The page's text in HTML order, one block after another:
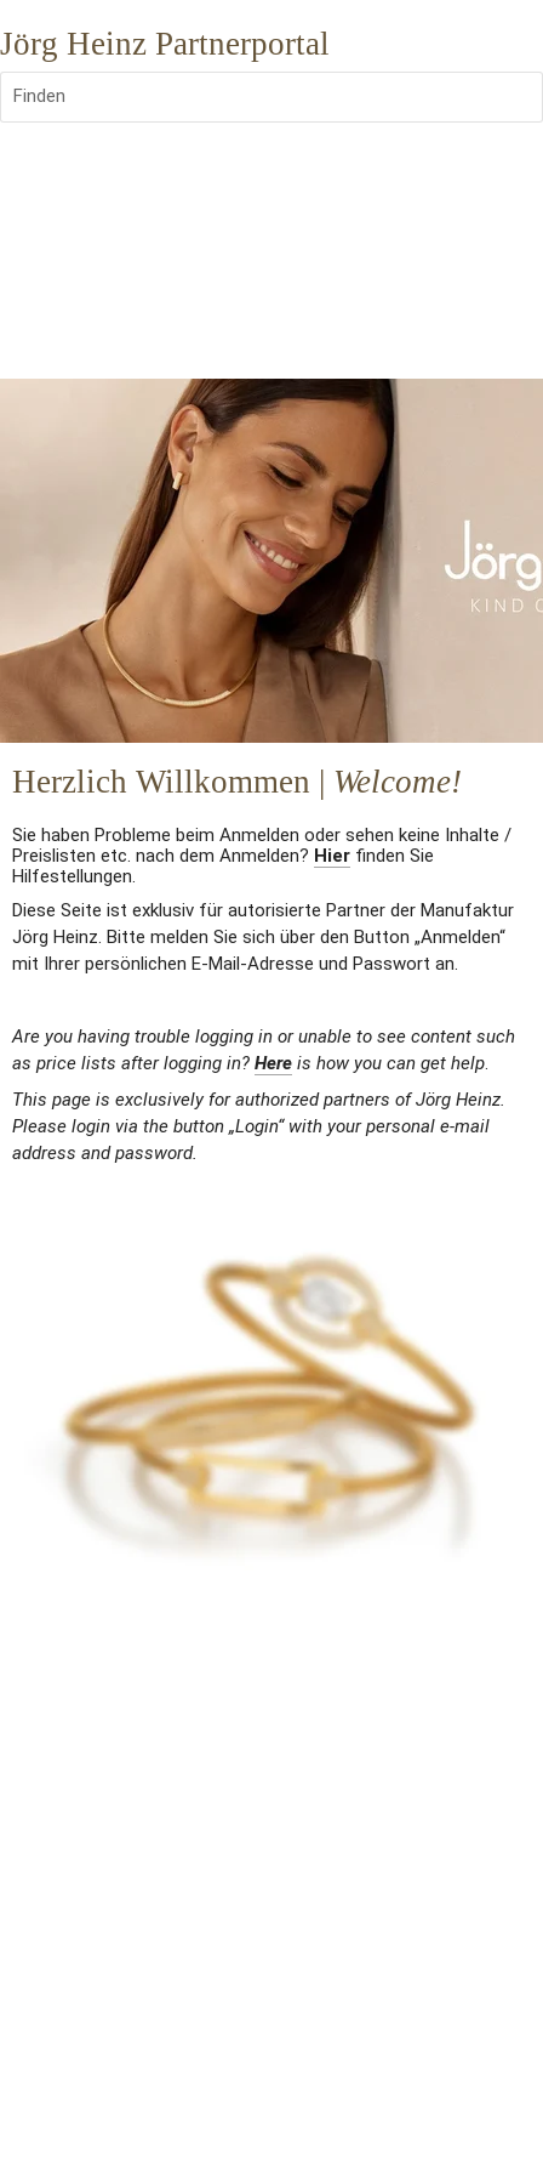
Jörg Heinz Partnerportal
Finden
Herzlich Willkommen | Welcome!
Sie haben Probleme beim Anmelden oder sehen keine Inhalte /
Preislisten etc. nach dem Anmelden? Hier finden Sie
Hilfestellungen.
Diese Seite ist exklusiv für autorisierte Partner der Manufaktur
Jörg Heinz. Bitte melden Sie sich über den Button „Anmelden“
mit Ihrer persönlichen E-Mail-Adresse und Passwort an.
Are you having trouble logging in or unable to see content such
as price lists after logging in? Here is how you can get help
This page is exclusively for authorized partners of Jörg Heinz.
Please login via the button „Login“ with your personal e-mail
address and password.
Sehnsucht nach Freiheit und Flexibilität: dem widmen wir uns bei
Jörg Heinz seit über 50 Jahren mit einzigartigen Schmuckideen.
Der Zauber unserer DNA liegt in der Kunst der Wandelbarkeit und
der Individualität. Zu Ikonen wie unseren legendären
Wechselschließen gesellen sich lässige Neuheiten wie die
beliebten „Flex“-Armbänder, die höchsten Tragekomfort mit der
Raffinesse der Schließe zu wunderschönen Looks vereinen. Aber
auch faszinierend feminine Kollektionen wie „Swing“ bereichern
heute die Schmuckwelt von Jörg Heinz, in denen Schmuck und
Trägerin eine ganz neue sinnliche Verbindung eingehen.